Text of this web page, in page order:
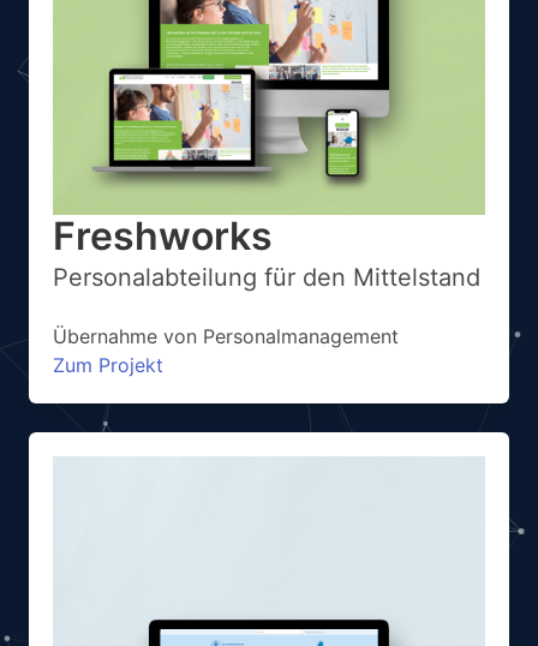
Freshworks
Personalabteilung für den Mittelstand
Übernahme von Personalmanagement
Zum Projekt